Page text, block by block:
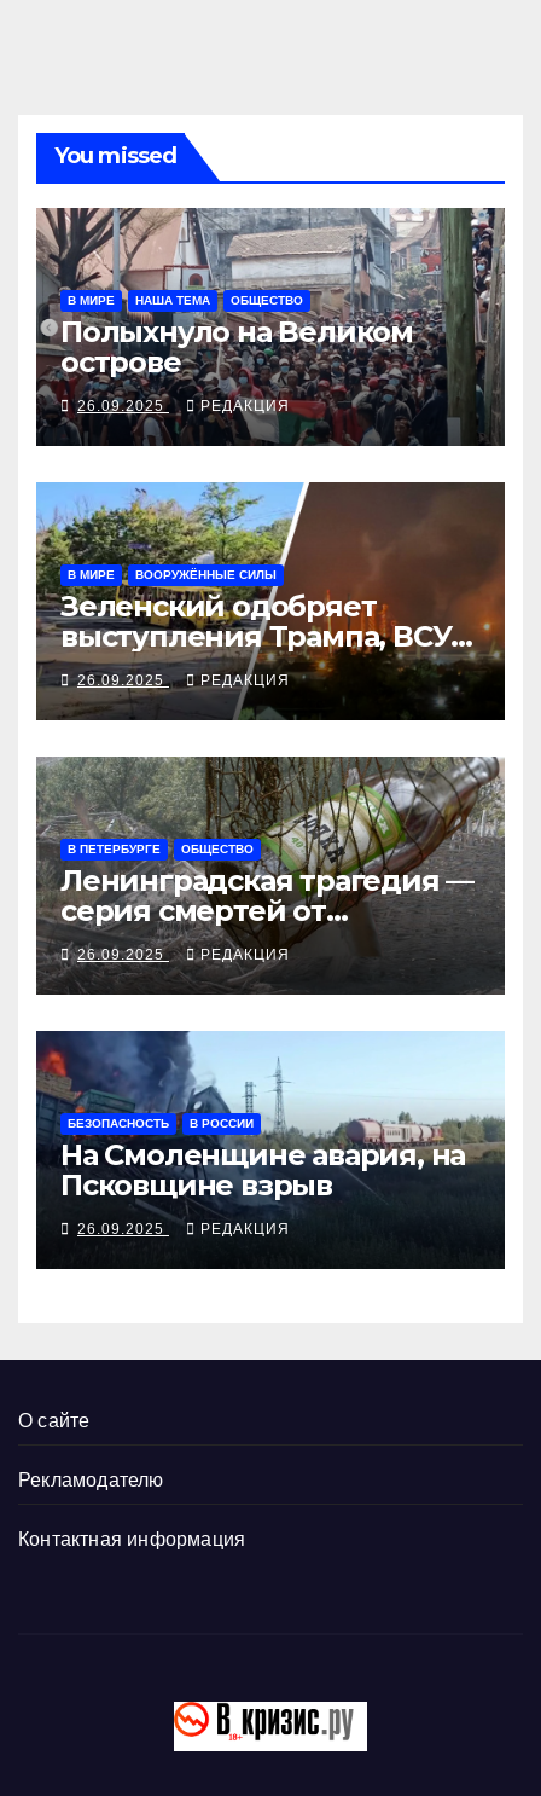
You missed
В МИРЕ НАША ТЕМА ОБЩЕСТВО
Полыхнуло на Великом
острове
26.09.2025 РЕДАКЦИЯ
В МИРЕ ВООРУЖЁННЫЕ СИЛЫ
Зеленский одобряет
выступления Трампа, ВСУ
закрыли Добропольский
рубеж
26.09.2025 РЕДАКЦИЯ
В ПЕТЕРБУРГЕ ОБЩЕСТВО
Ленинградская трагедия —
серия смертей от
алкосуррогата
26.09.2025 РЕДАКЦИЯ
БЕЗОПАСНОСТЬ В РОССИИ
На Смоленщине авария, на
Псковщине взрыв
26.09.2025 РЕДАКЦИЯ
О сайте
Рекламодателю
Контактная информация